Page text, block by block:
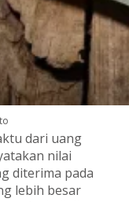
dari uang
nilai
diterima pada
lebih besar